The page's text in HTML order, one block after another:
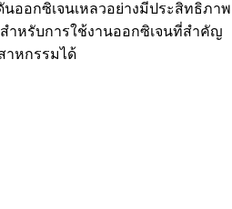
อกซิเจนเหลวอย่างมีประสิทธิภ
หรับการใช้งานออกซิเจนที่สำคัญ
าหกรรมได้